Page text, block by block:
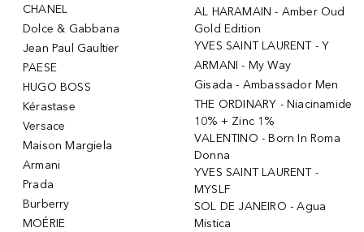
CHANEL
Dolce & Gabbana
Jean Paul Gaultier
PAESE
HUGO BOSS
Kérastase
Versace
Maison Margiela
Armani
Prada
Burberry
MOÉRIE
AL HARAMAIN - Amber Oud
Gold Edition
YVES SAINT LAURENT - Y
ARMANI - My Way
Gisada - Ambassador Men
THE ORDINARY - Niacinamide
10% + Zinc 1%
VALENTINO - Born In Roma
Donna
YVES SAINT LAURENT -
MYSLF
SOL DE JANEIRO - Agua
Mistica